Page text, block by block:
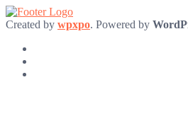
Created by wpxpo. Powered by